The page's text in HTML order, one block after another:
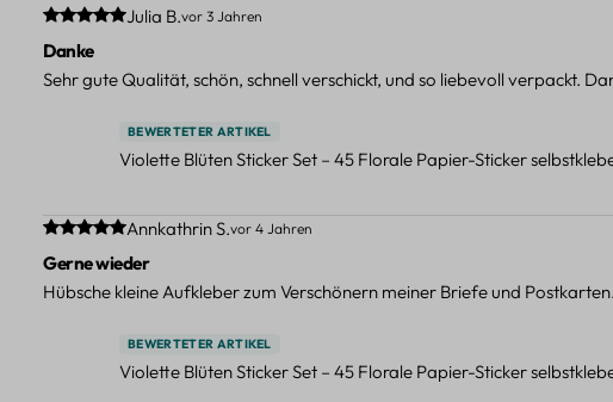
Durchschnittliche Bewertung von 5 von 5 Sternen
Julia B.vor 3 Jahren
Danke
Sehr gute Qualität, schön, schnell verschickt, und so liebevoll verpackt.
BEWERTETER ARTIKEL
Violette Blüten Sticker Set – 45 Florale Papier-Sticker
Durchschnittliche Bewertung von 5 von 5 Sternen
Annkathrin S.vor 4 Jahren
Gerne wieder
Hübsche kleine Aufkleber zum Verschönern meiner Briefe und
BEWERTETER ARTIKEL
Violette Blüten Sticker Set – 45 Florale Papier-Sticker